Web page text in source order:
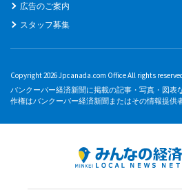
広告のご案内
スタッフ募集
Copyright 2026 Jpcanada.com Office All rights
バンクーバー経済新聞に掲載の記事・写真・図表
作権はバンクーバー経済新聞またはその情報提供